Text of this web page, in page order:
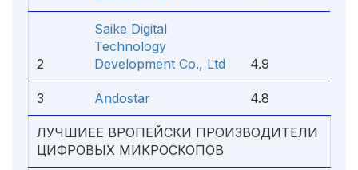
2
Saike Digital
Technology
Development Co., Ltd
4.9
3 Andostar 4.8
ЛУЧШИЕЕ ВРОПЕЙСКИ ПРОИЗВОДИТЕЛИ
ЦИФРОВЫХ МИКРОСКОПОВ